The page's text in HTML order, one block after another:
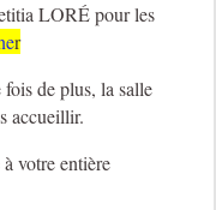
LORÉ pour les
r
de plus, la salle
accueillir.
votre entière